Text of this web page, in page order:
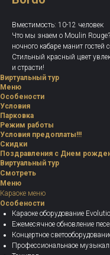
Вместимость: 10-12 человек
Что мы знаем о Moulin
ночного кабаре манит гостей
Стильный красный цвет
и страсти!
Виртуальный тур
Меню
Особености
Условия
Парковка
Режим работы
Условия предоплаты!!!
Скидки
Поздравления с Днем
Виртуальный тур
Смотреть
Меню
Караоке меню
Особености
Караоке оборудование
Ежемесячное обновление
Концертное
Профессиональнаое